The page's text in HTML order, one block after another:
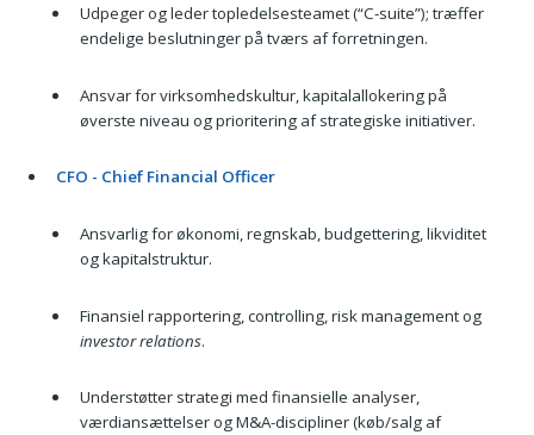
Udpeger og leder topledelsesteamet (“C-suite”); træffer
endelige beslutninger på tværs af forretningen.
Ansvar for virksomhedskultur, kapitalallokering på
øverste niveau og prioritering af strategiske initiativer.
CFO - Chief Financial Officer
Ansvarlig for økonomi, regnskab, budgettering, likviditet
og kapitalstruktur.
Finansiel rapportering, controlling, risk management og
investor relations.
Understøtter strategi med finansielle analyser,
værdiansættelser og M&A-discipliner (køb/salg af